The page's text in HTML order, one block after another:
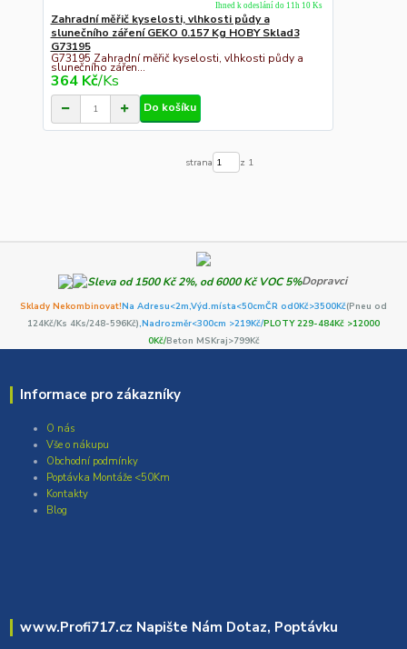
Zahradní měřič kyselosti, vlhkosti půdy a
slunečního záření GEKO 0.157 Kg HOBY Sklad3
G73195
G73195 Zahradní měřič kyselosti, vlhkosti půdy a
slunečního zářen...
364 Kč/Ks
Ihned k odeslání do 11h 10 Ks
Do košíku
strana z 1
Dopravci
Sklady Nekombinovat!Na Adresu<2m,Výd.místa<50cmČR od0Kč>3500Kč(Pneu od
124Kč/Ks 4Ks/248-596Kč),Nadrozměr<300cm >219Kč/PLOTY 229-484Kč >12000
0Kč/Beton MSKraj>799Kč
Informace pro zákazníky
O nás
Vše o nákupu
Obchodní podmínky
Poptávka Montáže <50Km
Kontakty
Blog
www.Profi717.cz Napište Nám Dotaz, Poptávku